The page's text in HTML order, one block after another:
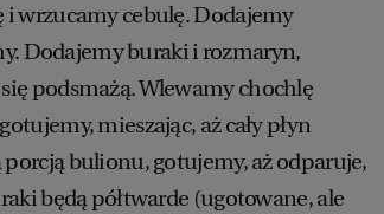
wrzucamy cebulę. Dodajemy
Dodajemy buraki i rozmaryn,
podsmażą. Wlewamy chochlę
mieszając, aż cały płyn
bulionu, gotujemy, aż odparuje,
będą półtwarde (ugotowane, ale